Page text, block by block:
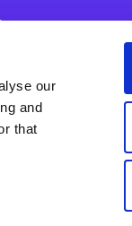
our
and
that